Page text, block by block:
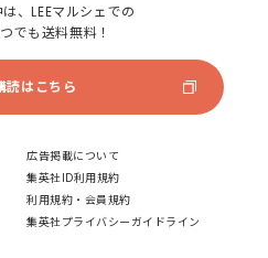
、LEEマルシェでの
でも送料無料！
読はこちら
広告掲載について
集英社ID利用規約
利用規約・会員規約
集英社プライバシーガイドライン